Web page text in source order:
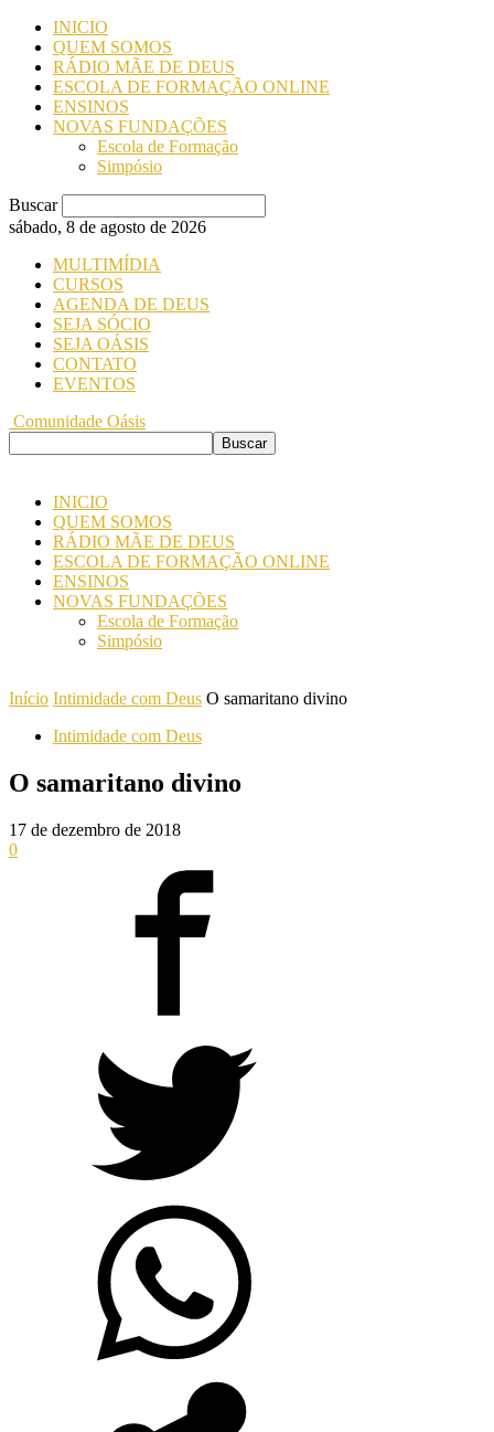
INICIO
QUEM SOMOS
RÁDIO MÃE DE DEUS
ESCOLA DE FORMAÇÃO ONLINE
ENSINOS
NOVAS FUNDAÇÕES
Escola de Formação
Simpósio
Buscar
sábado, 8 de agosto de 2026
MULTIMÍDIA
CURSOS
AGENDA DE DEUS
SEJA SÓCIO
SEJA OÁSIS
CONTATO
EVENTOS
Comunidade Oásis
INICIO
QUEM SOMOS
RÁDIO MÃE DE DEUS
ESCOLA DE FORMAÇÃO ONLINE
ENSINOS
NOVAS FUNDAÇÕES
Escola de Formação
Simpósio
Início Intimidade com Deus O samaritano divino
Intimidade com Deus
O samaritano divino
17 de dezembro de 2018
0